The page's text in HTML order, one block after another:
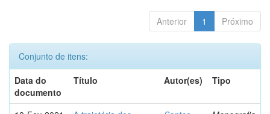
Anterior 1 Próximo
Conjunto de itens:
Data do
documento
Título Autor(es) Tipo